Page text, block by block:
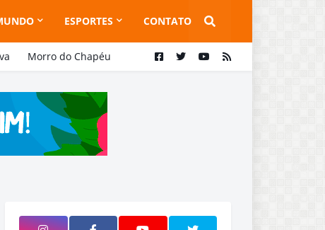
ESPORTES CONTATO
Morro do Chapéu